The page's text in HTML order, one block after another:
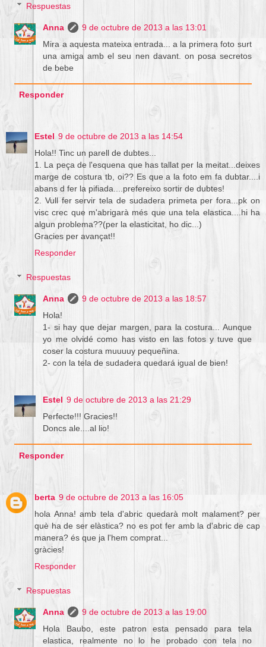
Respuestas
Anna
9 de octubre de 2013 a las 13:01
Mira a aquesta mateixa entrada... a la primera foto surt
una amiga amb el seu nen davant. on posa secretos
de bebe
Responder
Estel 9 de octubre de 2013 a las 14:54
Hola!! Tinc un parell de dubtes...
1. La peça de l'esquena que has tallat per la meitat...deixes
marge de costura tb, oi?? Es que a la foto em fa dubtar....i
abans d fer la pifiada....prefereixo sortir de dubtes!
2. Vull fer servir tela de sudadera primeta per fora...pk on
visc crec que m'abrigarà més que una tela elastica....hi ha
algun problema??(per la elasticitat, ho dic...)
Gracies per avançat!!
Responder
Respuestas
Anna
9 de octubre de 2013 a las 18:57
Hola!
1- si hay que dejar margen, para la costura... Aunque
yo me olvidé como has visto en las fotos y tuve que
coser la costura muuuuy pequeñina.
2- con la tela de sudadera quedará igual de bien!
Estel 9 de octubre de 2013 a las 21:29
Perfecte!!! Gracies!!
Doncs ale....al lio!
Responder
berta 9 de octubre de 2013 a las 16:05
hola Anna! amb tela d'abric quedarà molt malament? per
què ha de ser elàstica? no es pot fer amb la d'abric de cap
manera? és que ja l'hem comprat...
gràcies!
Responder
Respuestas
Anna
9 de octubre de 2013 a las 19:00
Hola Baubo, este patron esta pensado para tela
elastica, realmente no lo he probado con tela no